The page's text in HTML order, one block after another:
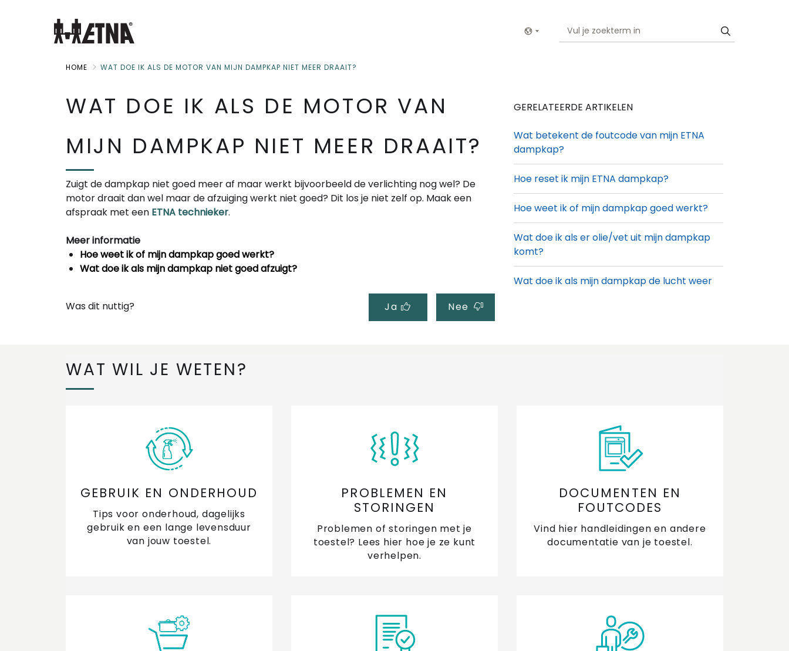
Show menu
HOME WAT DOE IK ALS DE MOTOR VAN MIJN DAMPKAP NIET MEER DRAAIT?
WAT DOE IK ALS DE MOTOR VAN
MIJN DAMPKAP NIET MEER DRAAIT?
Zuigt de dampkap niet goed meer af maar werkt bijvoorbeeld de verlichting nog wel? De
motor draait dan wel maar de afzuiging werkt niet goed? Dit los je niet zelf op. Maak een
afspraak met een ETNA technieker.
Meer informatie
Hoe weet ik of mijn dampkap goed werkt?
Wat doe ik als mijn dampkap niet goed afzuigt?
Was dit nuttig? Ja Nee
GERELATEERDE ARTIKELEN
Wat betekent de foutcode van mijn ETNA
dampkap?
Hoe reset ik mijn ETNA dampkap?
Hoe weet ik of mijn dampkap goed werkt?
Wat doe ik als er olie/vet uit mijn dampkap
komt?
Wat doe ik als mijn dampkap de lucht weer
Waarom worden de kookzones van mijn
kookplaat niet even warm?
inductiekookplaat aan- en uitgaan?
WAT WIL JE WETEN?
GEBRUIK EN ONDERHOUD
Tips voor onderhoud, dagelijks
gebruik en een lange levensduur
van jouw toestel.
PROBLEMEN EN
STORINGEN
Problemen of storingen met je
toestel? Lees hier hoe je ze kunt
verhelpen.
DOCUMENTEN EN
FOUTCODES
Vind hier handleidingen en andere
documentatie van je toestel.